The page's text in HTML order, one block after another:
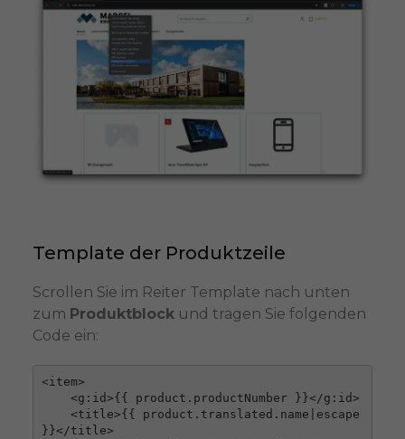
Template der Produktzeile
Scrollen Sie im Reiter Template nach unten
zum Produktblockund tragen Sie folgenden
Code ein:
<item>
}}</title>